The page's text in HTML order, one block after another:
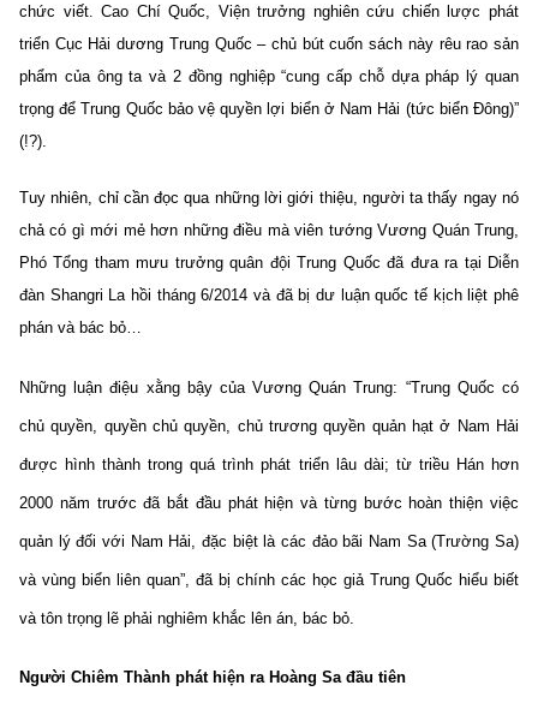
chức viết. Cao Chí Quốc, Viện trưởng nghiên cứu chiến lược phát
triển Cục Hải dương Trung Quốc – chủ bút cuốn sách này rêu rao sản
phẩm của ông ta và 2 đồng nghiệp “cung cấp chỗ dựa pháp lý quan
trọng để Trung Quốc bảo vệ quyền lợi biển ở Nam Hải (tức biển Đông)”
(!?).
Tuy nhiên, chỉ cần đọc qua những lời giới thiệu, người ta thấy ngay nó
chả có gì mới mẻ hơn những điều mà viên tướng Vương Quán Trung,
Phó Tổng tham mưu trưởng quân đội Trung Quốc đã đưa ra tại Diễn
đàn Shangri La hồi tháng 6/2014 và đã bị dư luận quốc tế kịch liệt phê
phán và bác bỏ…
Những luận điệu xằng bậy của Vương Quán Trung: “Trung Quốc có
chủ quyền, quyền chủ quyền, chủ trương quyền quản hạt ở Nam Hải
được hình thành trong quá trình phát triển lâu dài; từ triều Hán hơn
2000 năm trước đã bắt đầu phát hiện và từng bước hoàn thiện việc
quản lý đối với Nam Hải, đặc biệt là các đảo bãi Nam Sa (Trường Sa)
và vùng biển liên quan”, đã bị chính các học giả Trung Quốc hiểu biết
và tôn trọng lẽ phải nghiêm khắc lên án, bác bỏ.
Người Chiêm Thành phát hiện ra Hoàng Sa đầu tiên